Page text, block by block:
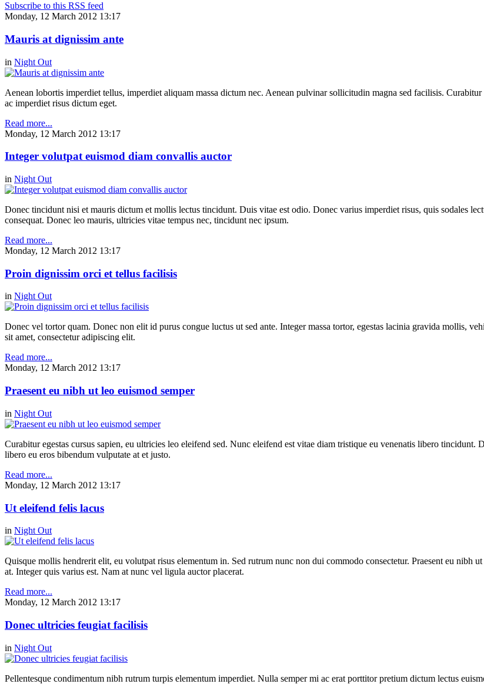
Subscribe to this RSS feed
Monday, 12 March 2012 13:17
Mauris at dignissim ante
in Night Out
Aenean lobortis imperdiet tellus, imperdiet aliquam massa dictum nec. Aenean pulvinar sollicitudin magna sed facilisis.
ac imperdiet risus dictum eget.
Read more...
Monday, 12 March 2012 13:17
Integer volutpat euismod diam convallis auctor
in Night Out
Donec tincidunt nisi et mauris dictum et mollis lectus tincidunt. Duis vitae est odio. Donec varius imperdiet risus, quis sodales
consequat. Donec leo mauris, ultricies vitae tempus nec, tincidunt nec ipsum.
Read more...
Monday, 12 March 2012 13:17
Proin dignissim orci et tellus facilisis
in Night Out
Donec vel tortor quam. Donec non elit id purus congue luctus ut sed ante. Integer massa tortor, egestas lacinia gravida mollis,
sit amet, consectetur adipiscing elit.
Read more...
Monday, 12 March 2012 13:17
Praesent eu nibh ut leo euismod semper
in Night Out
Curabitur egestas cursus sapien, eu ultricies leo eleifend sed. Nunc eleifend est vitae diam tristique eu venenatis libero
libero eu eros bibendum vulputate at et justo.
Read more...
Monday, 12 March 2012 13:17
Ut eleifend felis lacus
in Night Out
Quisque mollis hendrerit elit, eu volutpat risus elementum in. Sed rutrum nunc non dui commodo consectetur. Praesent eu nibh
at. Integer quis varius est. Nam at nunc vel ligula auctor placerat.
Read more...
Monday, 12 March 2012 13:17
Donec ultricies feugiat facilisis
in Night Out
Pellentesque condimentum nibh rutrum turpis elementum imperdiet. Nulla semper mi ac erat porttitor pretium dictum lectus